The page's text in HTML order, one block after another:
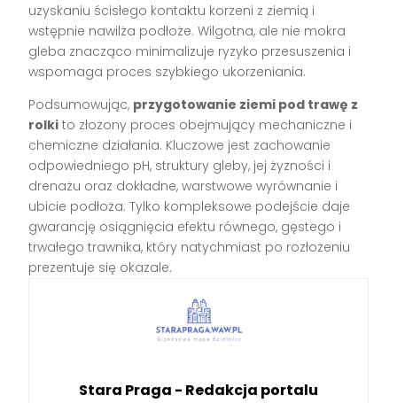
uzyskaniu ścisłego kontaktu korzeni z ziemią i
wstępnie nawilża podłoże. Wilgotna, ale nie mokra
gleba znacząco minimalizuje ryzyko przesuszenia i
wspomaga proces szybkiego ukorzeniania.
Podsumowując, przygotowanie ziemi pod trawę z
rolki to złożony proces obejmujący mechaniczne i
chemiczne działania. Kluczowe jest zachowanie
odpowiedniego pH, struktury gleby, jej żyzności i
drenażu oraz dokładne, warstwowe wyrównanie i
ubicie podłoża. Tylko kompleksowe podejście daje
gwarancję osiągnięcia efektu równego, gęstego i
trwałego trawnika, który natychmiast po rozłożeniu
prezentuje się okazale.
Stara Praga - Redakcja portalu